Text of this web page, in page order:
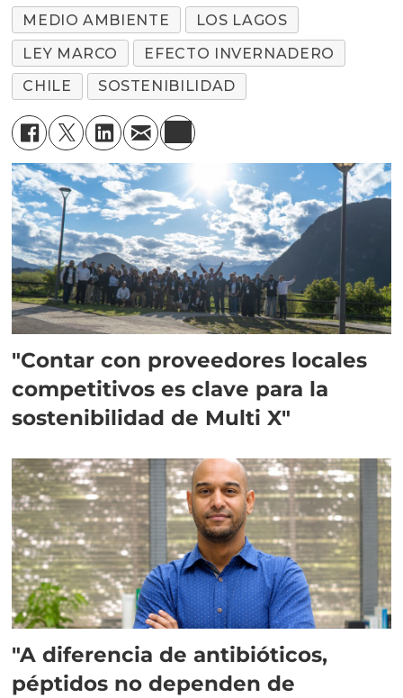
MEDIO AMBIENTE
LOS LAGOS
LEY MARCO
EFECTO INVERNADERO
CHILE
SOSTENIBILIDAD
"Contar con proveedores locales
competitivos es clave para la
sostenibilidad de Multi X"
"A diferencia de antibióticos,
péptidos no dependen de